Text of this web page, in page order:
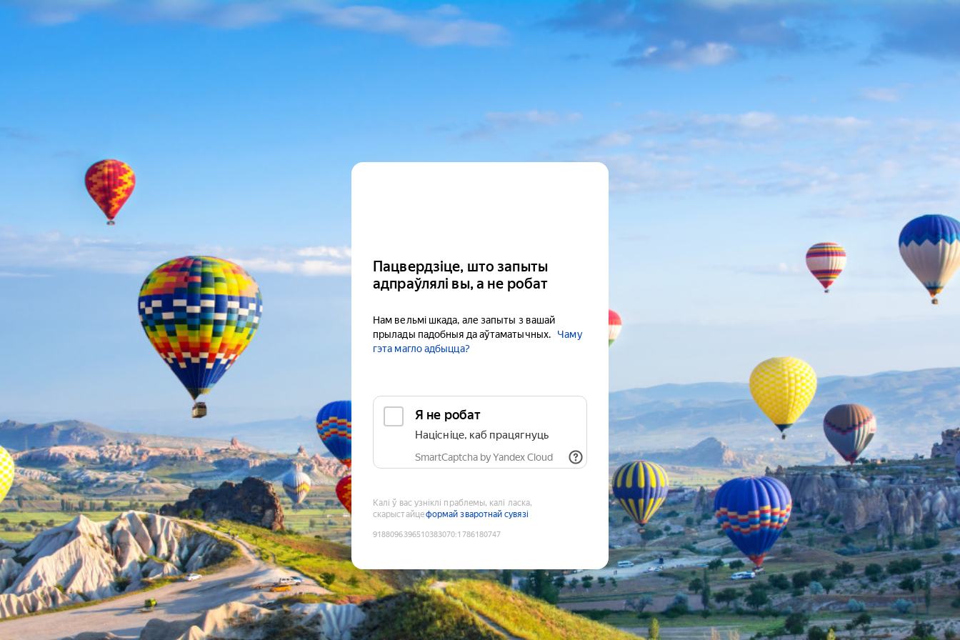
Пацвердзіце, што запыты
адпраўлялі вы, а не робат
Нам вельмі шкада, але запыты з вашай
прылады падобныя да аўтаматычных.
Чаму
гэта магло адбыцца?
Я не робат
Націсніце, каб працягнуць
SmartCaptcha by Yandex Cloud
Калі ў вас узніклі праблемы, калі ласка,
скарыстайцеформай зваротнай сувязі
9188096396510383070:1786180747